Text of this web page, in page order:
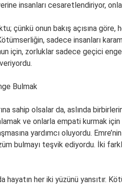
insanları cesaretlendiriyor,
çünkü onun bakış açısına
sadece insanları
için, zorluklar sadece geçici
Bulmak
sahip olsalar da, aslında
ve onlarla empati kurmak
yardımcı oluyordu.
bulmayı teşvik ediyordu. İki
hayatın her iki yüzünü yansıtır.